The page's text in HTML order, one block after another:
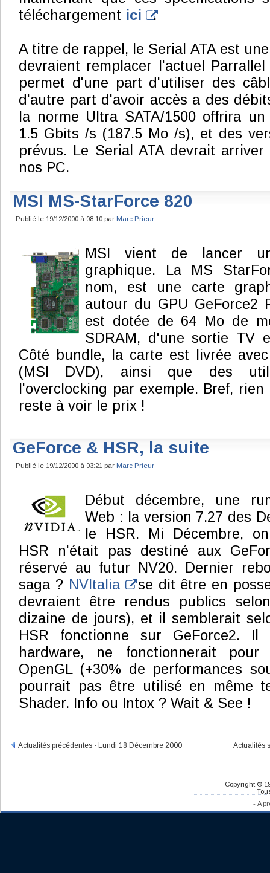
téléchargement ici .
A titre de rappel, le Serial ATA est
devraient remplacer l'actuel Parrallel
permet d'une part d'utiliser des
d'autre part d'avoir accès a des
la norme Ultra SATA/1500 offrira
1.5 Gbits /s (187.5 Mo /s), et des
prévus. Le Serial ATA devrait arriver
nos PC.
MSI MS-StarForce 820
Publié le 19/12/2000 à 08:10 par Marc Prieur
MSI vient de lancer
graphique. La MS
nom, est une carte
autour du GPU GeForce2
est dotée de 64 Mo de
SDRAM, d'une sortie TV
Côté bundle, la carte est livrée
(MSI DVD), ainsi que des
l'overclocking par exemple. Bref,
reste à voir le prix !
GeForce & HSR, la suite
Publié le 19/12/2000 à 03:21 par Marc Prieur
Début décembre, une
Web : la version 7.27 des
le HSR. Mi Décembre,
HSR n'était pas destiné aux
réservé au futur NV20. Dernier
saga ? NVItalia
se dit être en
devraient être rendus publics
dizaine de jours), et il semblerait
HSR fonctionne sur GeForce2. Il
hardware, ne fonctionnerait
OpenGL (+30% de performances
pourrait pas être utilisé en même
Shader. Info ou Intox ? Wait & See !
Actualités précédentes - Lundi 18 Décembre 2000 Actualités
Copyright ©
- A